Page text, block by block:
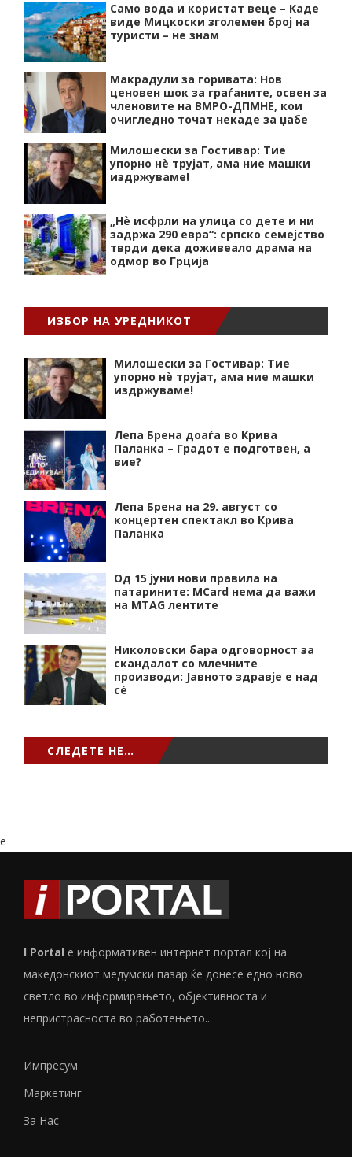
Само вода и користат веце – Каде
виде Мицкоски зголемен број на
туристи – не знам
Макрадули за горивата: Нов
ценовен шок за граѓаните, освен за
членовите на ВМРО-ДПМНЕ, кои
очигледно точат некаде за џабе
Милошески за Гостивар: Тие
упорно нѐ трујат, ама ние машки
издржуваме!
„Нѐ исфрли на улица со дете и ни
задржа 290 евра“: српско семејство
тврди дека доживеало драма на
одмор во Грција
ИЗБОР НА УРЕДНИКОТ
Милошески за Гостивар: Тие
упорно нѐ трујат, ама ние машки
издржуваме!
Лепа Брена доаѓа во Крива
Паланка – Градот е подготвен, а
вие?
Лепа Брена на 29. август со
концертен спектакл во Крива
Паланка
Од 15 јуни нови правила на
патарините: MCard нема да важи
на MTAG лентите
Николовски бара одговорност за
скандалот со млечните
производи: Јавното здравје е над
сѐ
СЛЕДЕТЕ НЕ…
e
I Portal е информативен интернет портал кој на
македонскиот медумски пазар ќе донесе едно ново
светло во информирањето, објективноста и
непристрасноста во работењето...
Импресум
Маркетинг
За Нас